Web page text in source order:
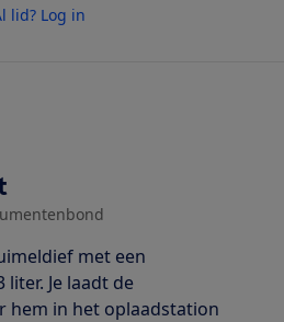
lid? Log in
met een
Je laadt de
hem in het oplaadstation